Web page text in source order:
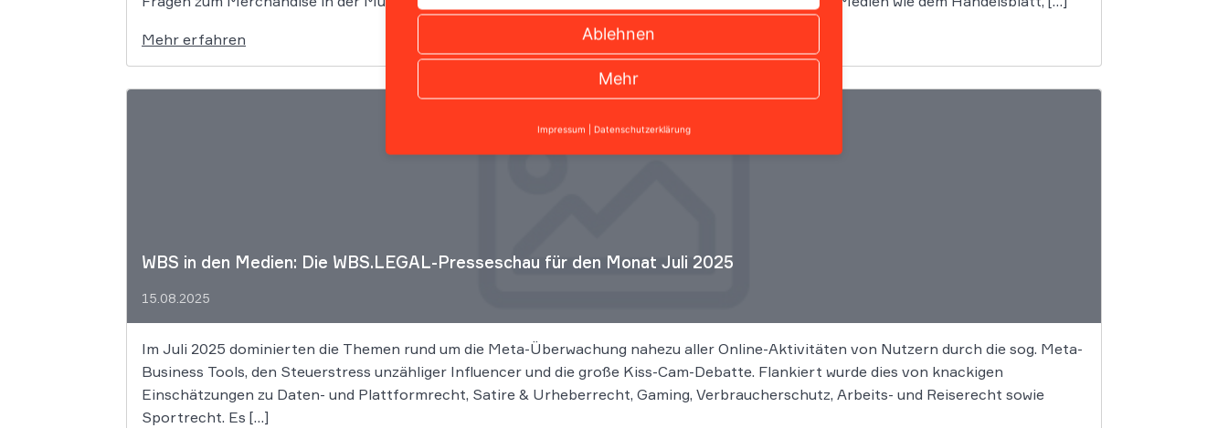
Mehr erfahren
WBS in den Medien: Die WBS.LEGAL-Presseschau für den Monat Juli 2025
15.08.2025
Im Juli 2025 dominierten die Themen rund um die Meta-Überwachung nahezu aller Online-Aktivitäten von Nutzern durch die sog. Meta-
Business Tools, den Steuerstress unzähliger Influencer und die große Kiss-Cam-Debatte. Flankiert wurde dies von knackigen
Einschätzungen zu Daten- und Plattformrecht, Satire & Urheberrecht, Gaming, Verbraucherschutz, Arbeits- und Reiserecht sowie
Sportrecht. Es […]
Ablehnen
Mehr
Impressum Datenschutzerklärung